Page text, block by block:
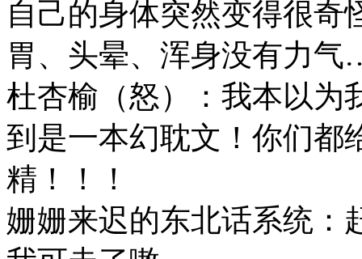
自己的身体突然变得很奇
胃、头晕、浑身没有力
杜杏榆（怒）：我本以为
到是一本幻耽文！你们都
精！！！
姗姗来迟的东北话系统：